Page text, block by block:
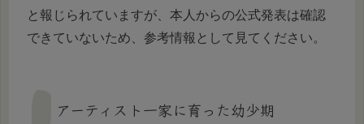
と報じられていますが、本人からの公式発表は確認
できていないため、参考情報として見てください。
アーティスト一家に育った幼少期